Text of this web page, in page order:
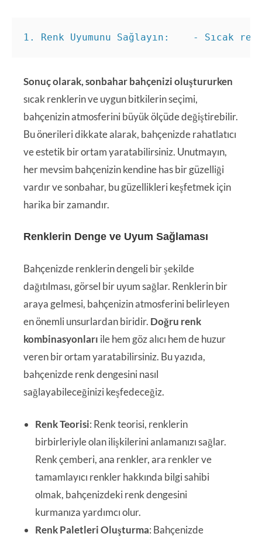
1. Renk Uyumunu Sağlayın:    - Sıcak
Sonuç olarak, sonbahar bahçenizi oluştururken
sıcak renklerin ve uygun bitkilerin seçimi,
bahçenizin atmosferini büyük ölçüde değiştirebilir.
Bu önerileri dikkate alarak, bahçenizde rahatlatıcı
ve estetik bir ortam yaratabilirsiniz. Unutmayın,
her mevsim bahçenizin kendine has bir güzelliği
vardır ve sonbahar, bu güzellikleri keşfetmek için
harika bir zamandır.
Renklerin Denge ve Uyum Sağlaması
Bahçenizde renklerin dengeli bir şekilde
dağıtılması, görsel bir uyum sağlar. Renklerin bir
araya gelmesi, bahçenizin atmosferini belirleyen
en önemli unsurlardan biridir. Doğru renk
kombinasyonları ile hem göz alıcı hem de huzur
veren bir ortam yaratabilirsiniz. Bu yazıda,
bahçenizde renk dengesini nasıl
sağlayabileceğinizi keşfedeceğiz.
Renk Teorisi: Renk teorisi, renklerin
birbirleriyle olan ilişkilerini anlamanızı sağlar.
Renk çemberi, ana renkler, ara renkler ve
tamamlayıcı renkler hakkında bilgi sahibi
olmak, bahçenizdeki renk dengesini
kurmanıza yardımcı olur.
Renk Paletleri Oluşturma: Bahçenizde